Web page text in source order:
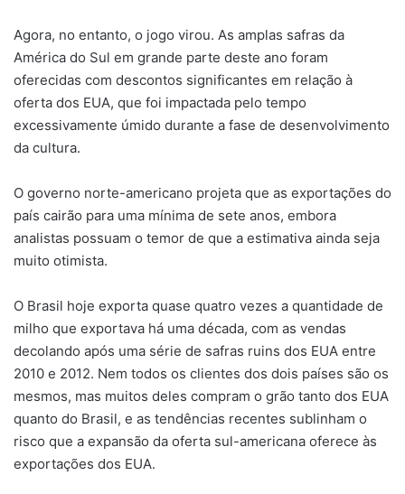
Agora, no entanto, o jogo virou. As amplas safras da
América do Sul em grande parte deste ano foram
oferecidas com descontos significantes em relação à
oferta dos EUA, que foi impactada pelo tempo
excessivamente úmido durante a fase de desenvolvimento
da cultura.
O governo norte-americano projeta que as exportações do
país cairão para uma mínima de sete anos, embora
analistas possuam o temor de que a estimativa ainda seja
muito otimista.
O Brasil hoje exporta quase quatro vezes a quantidade de
milho que exportava há uma década, com as vendas
decolando após uma série de safras ruins dos EUA entre
2010 e 2012. Nem todos os clientes dos dois países são os
mesmos, mas muitos deles compram o grão tanto dos EUA
quanto do Brasil, e as tendências recentes sublinham o
risco que a expansão da oferta sul-americana oferece às
exportações dos EUA.